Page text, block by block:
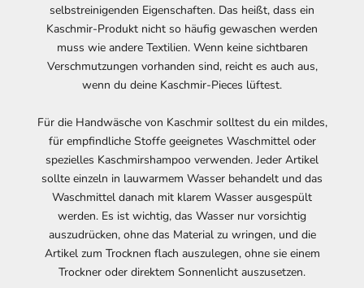
selbstreinigenden Eigenschaften. Das heißt, dass ein
Kaschmir-Produkt nicht so häufig gewaschen werden
muss wie andere Textilien. Wenn keine sichtbaren
Verschmutzungen vorhanden sind, reicht es auch aus,
wenn du deine Kaschmir-Pieces lüftest.
Für die Handwäsche von Kaschmir solltest du ein mildes,
für empfindliche Stoffe geeignetes Waschmittel oder
spezielles Kaschmirshampoo verwenden. Jeder Artikel
sollte einzeln in lauwarmem Wasser behandelt und das
Waschmittel danach mit klarem Wasser ausgespült
werden. Es ist wichtig, das Wasser nur vorsichtig
auszudrücken, ohne das Material zu wringen, und die
Artikel zum Trocknen flach auszulegen, ohne sie einem
Trockner oder direktem Sonnenlicht auszusetzen.